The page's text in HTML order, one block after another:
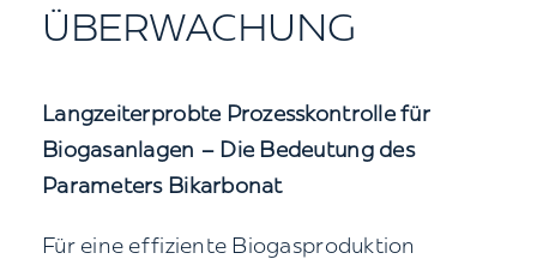
ÜBERWACHUNG
Langzeiterprobte Prozesskontrolle für
Biogasanlagen – Die Bedeutung des
Parameters Bikarbonat
Für eine effiziente Biogasproduktion